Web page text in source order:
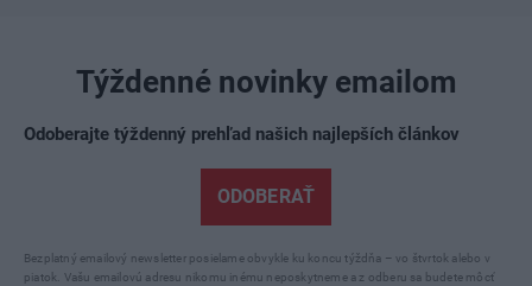
Týždenné novinky emailom
Odoberajte týždenný prehľad našich najlepších článkov
ODOBERAŤ
Bezplatný emailový newsletter posielame obvykle ku koncu týždňa – vo štvrtok alebo v
piatok. Vašu emailovú adresu nikomu inému neposkytneme a z odberu sa budete môcť